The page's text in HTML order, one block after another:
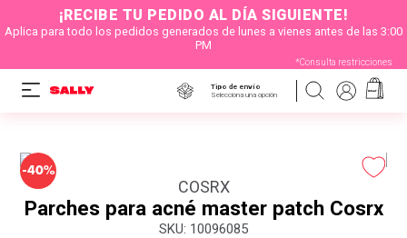
¡RECIBE TU PEDIDO AL DÍA SIGUIENTE!
Aplica para todo los pedidos generados de lunes a vienes antes de las 3:00
PM
*Consulta restricciones
Tipo de envío
Selecciona una opción
-40%
COSRX
Parches para acné master patch Cosrx
: 10096085